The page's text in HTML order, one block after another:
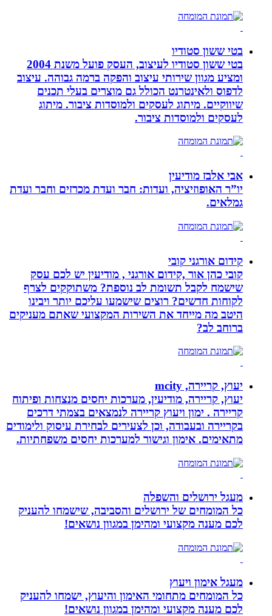
בטי ששון סטודיו
בטי ששון סטודיו לעיצוב, העסק פועל משנת 2004
ומציע מגוון שירותי עיצוב והפקה ברמה גבוהה. עיצוב
לדפוס ולאינטרנט הכולל גם מוצרים בעלי תכנים
שיווקיים. מיתוג לעסקים ולמוסדות ציבור. מיתוג
לעסקים ולמוסדות ציבור.
אבי אלבז מודיעין
יו”ר האופוזיציה, ועדות: חבר ועדת מכרזים וחבר ועדת
גמלאים.
קידום אורגני קובי
קובי כהן אור ,קידום אורגני , מודיעין יש לכם עסק
שישמח לקבל תשומת לב נוספת? משתוקקים לצרף
לקוחות חדשים? רוצים שישמעו עליכם יותר ויבינו
היטב מה מייחד את השירות המקצועי שאתם מעניקים
ברוחב לב?
יעוץ, קריירה, mcity
יעוץ, קריירה, מודיעין, מערכות יחסים מנצחות ופיתוח
קריירה . ימון ויעוץ קריירה לנמצאים בצמתי דרכים
בקריירה ובעבודה, וכן לצעירים לבחירת עיסוק ולימודים
מתאימים. אימון וגישור למערכות יחסים משפחתיות.
מעגל ירושלים והשפלה
כל המומחים של ירושלים והסביבה, שישמחו להעניק
לכם מענה מקצועי ומהימן במגוון נושאים!
מעגל אימון ויעוץ
כל המומחים מתחומי האימון והיעוץ, ישמחו להעניק
לכם מענה מקצועי ומהימן במגוון נושאים!